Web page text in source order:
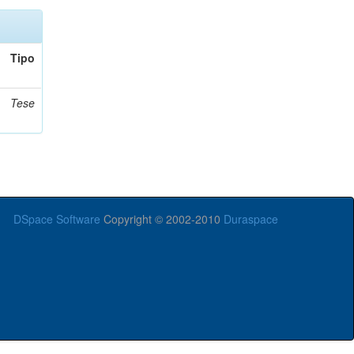
Tipo
Tese
DSpace Software Copyright © 2002-2010 Duraspace